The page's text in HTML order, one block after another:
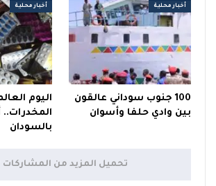
أخبار محلية
100 جنوب سوداني عالقون
بين وادي حلفا وأسوان
أخبار محلية
اليوم
المخدرات..
بالسودان
تحميل المزيد من المشاركات